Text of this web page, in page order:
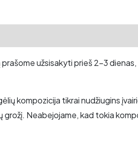
užsisakyti prieš 2-3
kompozicija tikrai nudžiugins
Neabejojame, kad tokia